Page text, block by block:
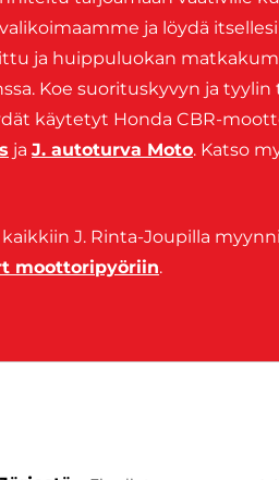
ja löydä
ja huippuluokan
Koe suorituskyvyn ja
käytetyt Honda CBR-
ja J. autoturva Moto. Katso
J. Rinta-Joupilla
moottoripyöriin.